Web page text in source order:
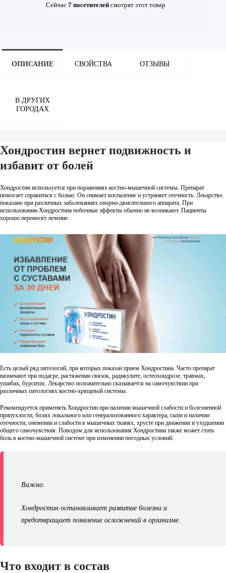
Сейчас 7 посетителей смотрятэтот товар
ОПИСАНИЕ СВОЙСТВА ОТЗЫВЫ
В ДРУГИХ
ГОРОДАХ
Хондростин вернет подвижность и
избавит от болей
Хондростин используется при поражениях костно-мышечной системы. Препарат
помогает справиться с болью. Он снимает воспаление и устраняет отечность. Лекарство
показано при различных заболеваниях опорно-двигательного аппарата. При
использовании Хондростина побочные эффекты обычно не возникают. Пациенты
хорошо переносят лечение.
Есть целый ряд патологий, при которых показан прием Хондростина. Часто препарат
назначают при подагре, растяжении связок, радикулите, остеохондрозе, травмах,
ушибах, бурситах. Лекарство положительно сказывается на самочувствии при
различных патологиях костно-хрящевой системы.
Рекомендуется применять Хондростин при наличии мышечной слабости и болезненной
припухлости, болях локального или генерализованного характера, сыпи и наличии
отечности, онемении и слабости в мышечных тканях, хрусте при движении и ухудшении
общего самочувствия. Поводом для использования Хондростина также может стать
боль в костно-мышечной системе при изменении погодных условий.
Важно.
Хондростин останавливает развитие болезни и
предотвращает появление осложнений в организме.
Что входит в состав